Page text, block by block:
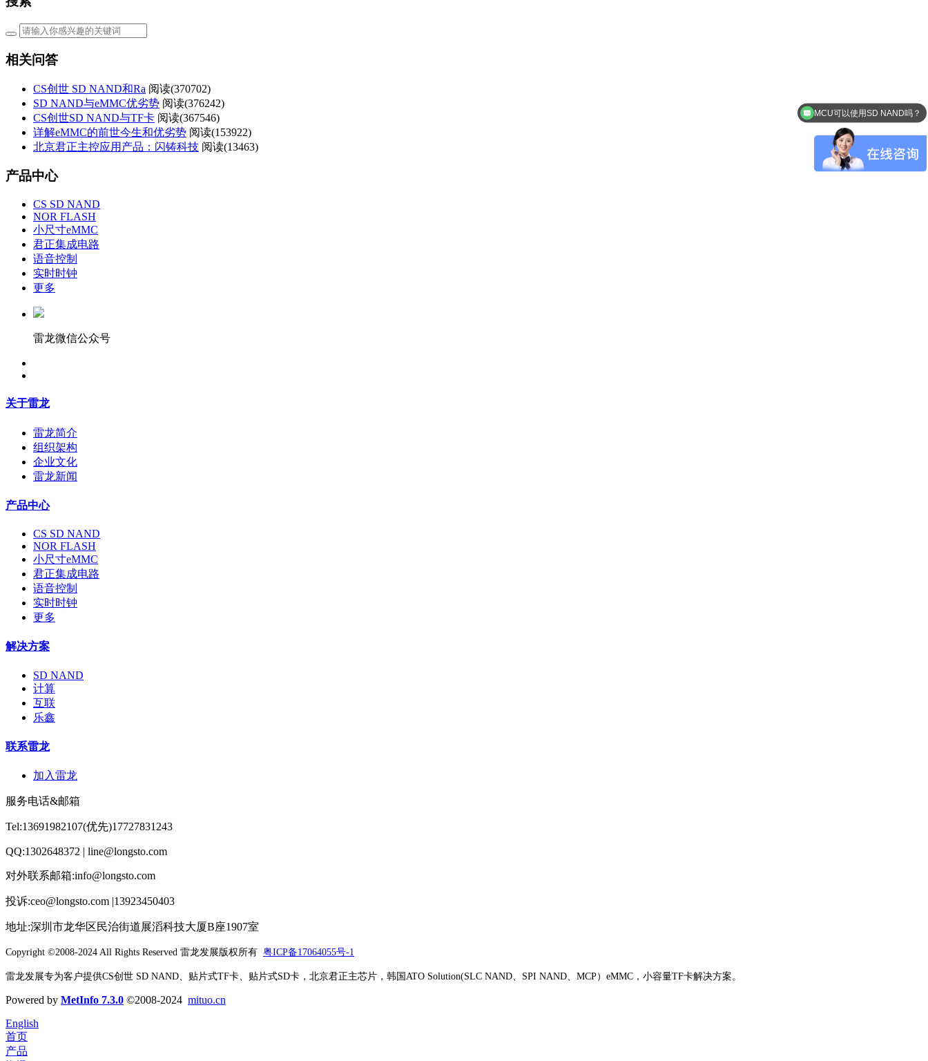
相关问答
CS创世 SD NAND和Ra 阅读(370702)
SD NAND与eMMC优劣势 阅读(376242)
CS创世SD NAND与TF卡 阅读(367546)
详解eMMC的前世今生和优劣势 阅读(153922)
北京君正主控应用产品：闪铸科技 阅读(13463)
产品中心
CS SD NAND
NOR FLASH
小尺寸eMMC
君正集成电路
语音控制
实时时钟
更多
雷龙微信公众号
关于雷龙
雷龙简介
组织架构
企业文化
雷龙新闻
产品中心
CS SD NAND
NOR FLASH
小尺寸eMMC
君正集成电路
语音控制
实时时钟
更多
解决方案
SD NAND
计算
互联
乐鑫
联系雷龙
加入雷龙
服务电话&邮箱
Tel:13691982107(优先)17727831243
QQ:1302648372 | line@longsto.com
对外联系邮箱:info@longsto.com
投诉:ceo@longsto.com |13923450403
地址:深圳市龙华区民治街道展滔科技大厦B座1907室
Copyright ©2008-2024 All Rights Reserved 雷龙发展版权所有 粤ICP备17064055号-1
雷龙发展专为客户提供CS创世 SD NAND、贴片式TF卡、贴片式SD卡，北京君正主芯片，韩国ATO Solution(SLC NAND、SPI NAND、MCP）eMMC，小容量TF卡解决方案。
Powered by MetInfo 7.3.0 ©2008-2024 mituo.cn
English
首页
产品
MCU可以使用SD NAND吗？
一代和二代有什么区别？